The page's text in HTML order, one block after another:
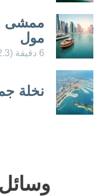
ممشى
مول
6 دقيقة (2.3 كم)
نخلة
وسائل